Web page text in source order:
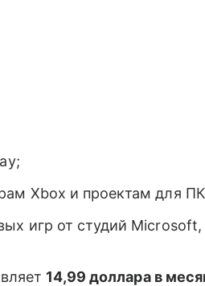
Xbox и проектам для
игр от студий
14,99 доллара в